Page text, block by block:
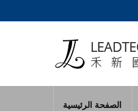
الصفحة الرئيسية